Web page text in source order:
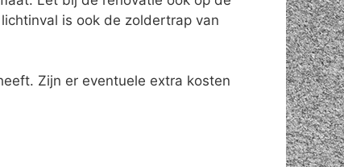
is ook de zoldertrap van
Zijn er eventuele extra kosten